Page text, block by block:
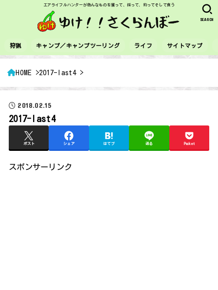
エアライフルハンターが色んなものを獲って、採って、釣ってそして食う
狩猟 キャンプ／キャンプツーリング ライフ サイトマップ
SEARCH
HOME 2017-last4
2018.02.15
2017-last4
ポスト シェア はてブ 送る Pocket
スポンサーリンク